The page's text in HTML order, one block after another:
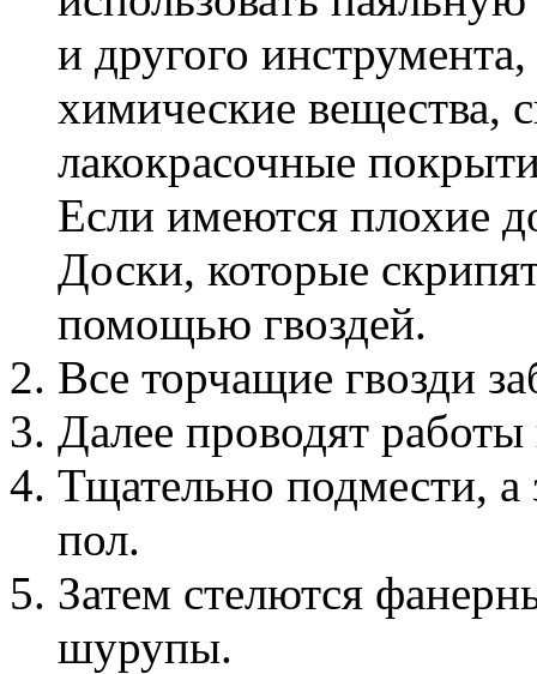
и другого
химические вещества,
лакокрасочные
Если имеются плохие
Доски, которые
помощью гвоздей.
Все торчащие гвозди
Далее проводят
Тщательно подмести,
пол.
Затем стелются
шурупы.